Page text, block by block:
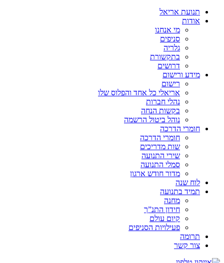
תנועת אריאל
אודות
מי אנחנו
סניפים
גלריה
בתקשורת
דרושים
מידע ורישום
רישום
אריאלי כל אחד והפלוס שלו
נהלי חברות
בקשות הנחה
נוהל ביטול הרשמה
חומרי הדרכה
חומרי הדרכה
שות מדריכים
שירי התנועה
סמלי התנועה
מדור חודש ארגון
לוח שנה
תמיד בתנועה
מחנה
חידון התנ”ך
קיום עולם
פעילויות הסניפים
תרומה
צור קשר